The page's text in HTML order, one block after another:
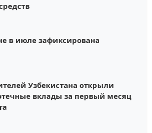
в июле зафиксирована
Узбекистана открыли
вклады за первый месяц